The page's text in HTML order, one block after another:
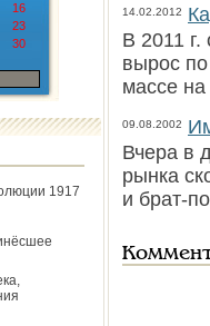
16
23
30
1917
14.02.2012
В 2011
вырос
массе
09.08.2002
Вчера в
рынка
и брат-